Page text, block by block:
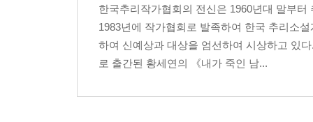
한국추리작가협회의 전신은 1960년대 말부
1983년에 작가협회로 발족하여 한국 추리소
하여 신예상과 대상을 엄선하여 시상하고 있
로 출간된 황세연의 《내가 죽인 남...